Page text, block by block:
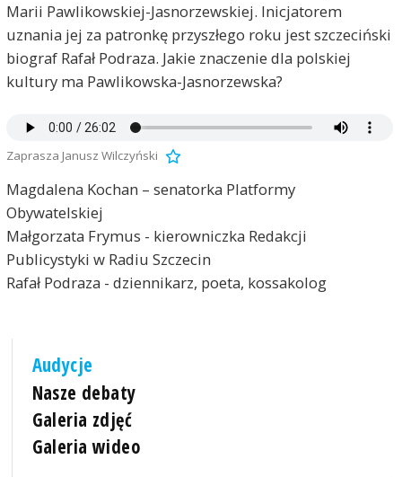
Marii Pawlikowskiej-Jasnorzewskiej. Inicjatorem
uznania jej za patronkę przyszłego roku jest szczeciński
biograf Rafał Podraza. Jakie znaczenie dla polskiej
kultury ma Pawlikowska-Jasnorzewska?
Zaprasza Janusz Wilczyński
Magdalena Kochan – senatorka Platformy
Obywatelskiej
Małgorzata Frymus - kierowniczka Redakcji
Publicystyki w Radiu Szczecin
Rafał Podraza - dziennikarz, poeta, kossakolog
Audycje
Nasze debaty
Galeria zdjęć
Galeria wideo